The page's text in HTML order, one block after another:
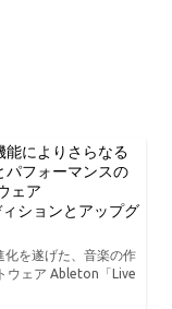
能によりさらなる
パフォーマンスの
ェア
ションとアップグ
化を遂げた、音楽の作
ウェア Ableton「Live